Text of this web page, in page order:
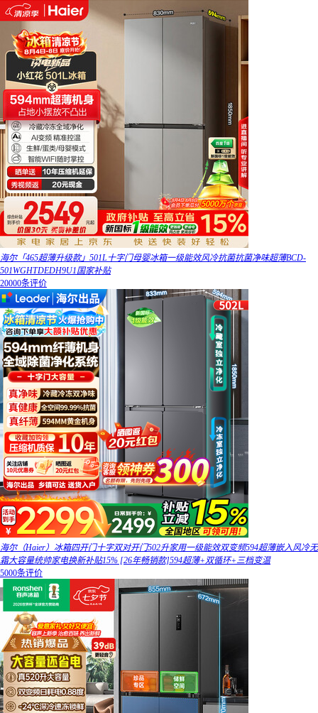
海尔「465超薄升级款」501L十字门母婴冰箱一级能效风冷抗菌抗菌净味超薄BCD-
501WGHTDEDH9U1国家补贴
20000条评价
海尔（Haier）冰箱四开门十字双对开门502升家用一级能效双变频594超薄嵌入风冷无
霜大容量统帅家电换新补贴15% [26年畅销款]594超薄+双循环+三档变温
5000条评价